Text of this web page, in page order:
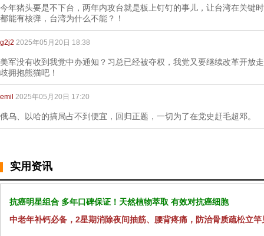
今年猪头要是不下台，两年内攻台就是板上钉钉的事儿，让台湾在关键
都能有核弹，台湾为什么不能？！
g2j2 2025年05月20日 18:38
美军没有收到我党中办通知？习总已经被夺权，我党又要继续改革开放
歧拥抱熊猫吧！
emil 2025年05月20日 17:20
俄乌、以哈的搞局占不到便宜，回归正题，一切为了在党史赶毛超邓。
实用资讯
抗癌明星组合 多年口碑保证！天然植物萃取 有效对抗癌细胞
中老年补钙必备，2星期消除夜间抽筋、腰背疼痛，防治骨质疏松立竿